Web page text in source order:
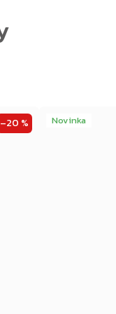
–20 % Novinka